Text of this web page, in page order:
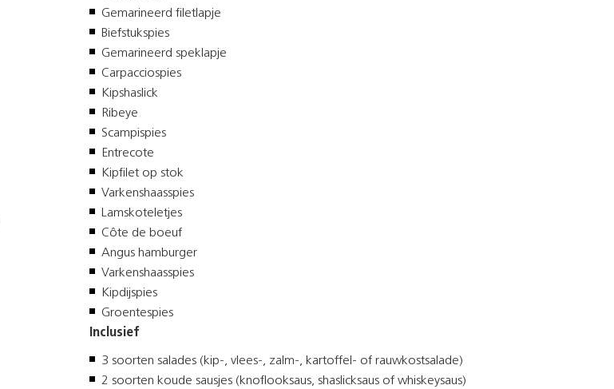
Gemarineerd filetlapje
Biefstukspies
Gemarineerd speklapje
Carpacciospies
Kipshaslick
Ribeye
Scampispies
Entrecote
Kipfilet op stok
Varkenshaasspies
Lamskoteletjes
Côte de boeuf
Angus hamburger
Varkenshaasspies
Kipdijspies
Groentespies
Inclusief
3 soorten salades (kip-, vlees-, zalm-, kartoffel- of rauwkostsalade)
2 soorten koude sausjes (knoflooksaus, shaslicksaus of whiskeysaus)